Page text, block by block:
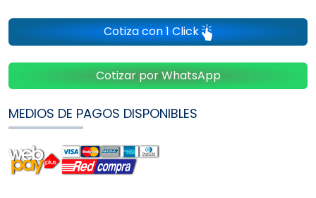
Cotiza con 1 Click
Cotizar por WhatsApp
MEDIOS DE PAGOS DISPONIBLES